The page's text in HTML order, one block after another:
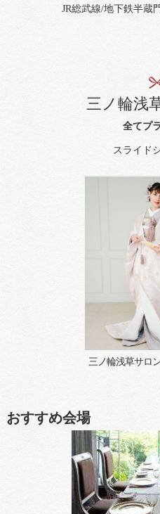
JR総武線/地下鉄半蔵門線
全てプ
三ノ輪浅
スライド
三ノ輪浅草サロ
おすすめ会場